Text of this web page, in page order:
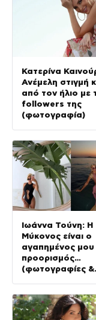
Κατερίνα
Ανέμελη στιγμή
από τον ήλιο με
followers της
(φωτογραφία)
Ιωάννα Τούνη: Η
Μύκονος είναι ο
αγαπημένος μου
προορισμός…
(φωτογραφίες &